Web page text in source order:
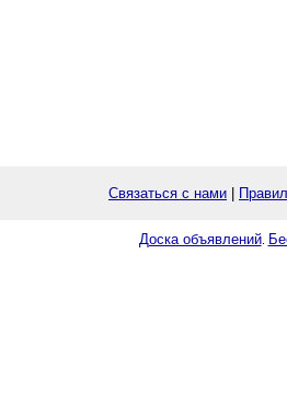
Связаться с нами
Доска объявлений.